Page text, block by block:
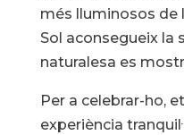
més lluminosos de
Sol aconsegueix la
naturalesa es
Per a celebrar-ho,
experiència